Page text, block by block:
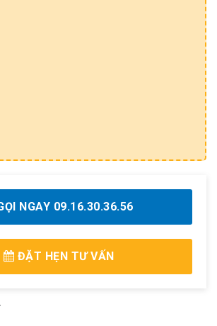
NGAY 09.16.30.36.56
ĐẶT HẸN TƯ VẤN